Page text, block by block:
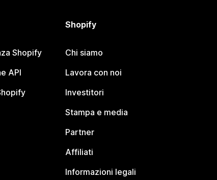
Shopify
API
Shopify
Chi siamo
Lavora con noi
Investitori
Stampa e media
Partner
Affiliati
Informazioni legali